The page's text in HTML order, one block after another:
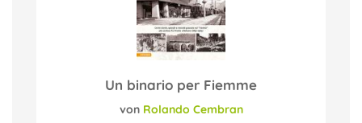
Un binario per Fiemme
von Rolando Cembran